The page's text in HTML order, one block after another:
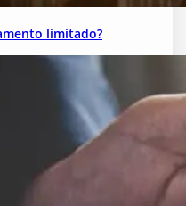
limitado?